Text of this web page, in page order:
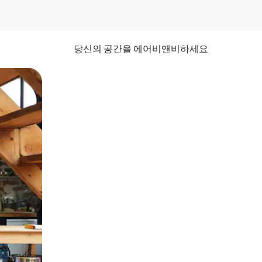
당신의 공간을 에어비앤비하세요